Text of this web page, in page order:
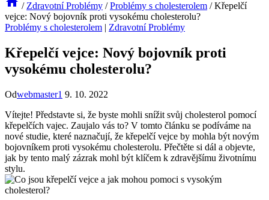
/ Zdravotní Problémy / Problémy s cholesterolem / Křepelčí
vejce: Nový bojovník proti vysokému cholesterolu?
Problémy s cholesterolem | Zdravotní Problémy
Křepelčí vejce: Nový bojovník proti
vysokému cholesterolu?
Odwebmaster1 9. 10. 2022
Vítejte! Představte si, že byste mohli snížit svůj cholesterol pomocí
křepelčích vajec. Zaujalo vás to? V tomto článku se podíváme na
nové studie, které naznačují, že křepelčí vejce by mohla být novým
bojovníkem proti vysokému cholesterolu. Přečtěte si dál a objevte,
jak by tento malý zázrak mohl být klíčem k zdravějšímu životnímu
stylu.